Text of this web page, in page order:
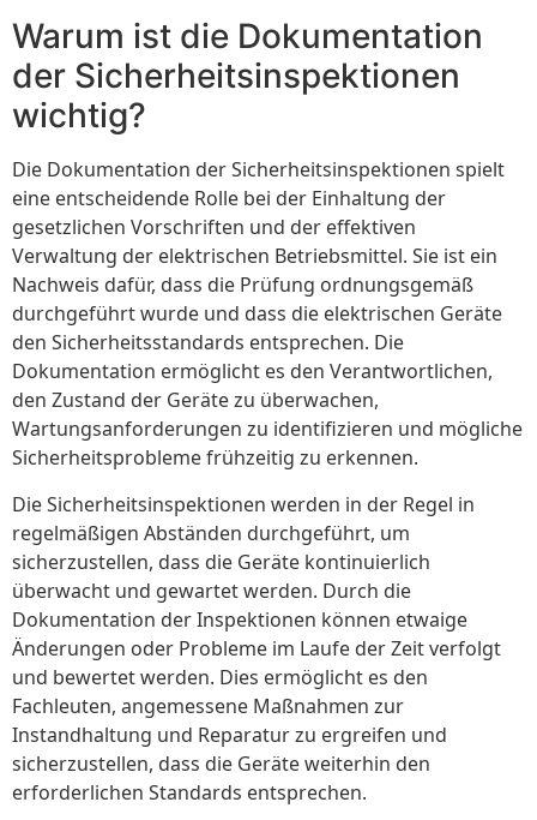
Warum ist die Dokumentation
der Sicherheitsinspektionen
wichtig?
Die Dokumentation der Sicherheitsinspektionen spielt
eine entscheidende Rolle bei der Einhaltung der
gesetzlichen Vorschriften und der effektiven
Verwaltung der elektrischen Betriebsmittel. Sie ist ein
Nachweis dafür, dass die Prüfung ordnungsgemäß
durchgeführt wurde und dass die elektrischen Geräte
den Sicherheitsstandards entsprechen. Die
Dokumentation ermöglicht es den Verantwortlichen,
den Zustand der Geräte zu überwachen,
Wartungsanforderungen zu identifizieren und mögliche
Sicherheitsprobleme frühzeitig zu erkennen.
Die Sicherheitsinspektionen werden in der Regel in
regelmäßigen Abständen durchgeführt, um
sicherzustellen, dass die Geräte kontinuierlich
überwacht und gewartet werden. Durch die
Dokumentation der Inspektionen können etwaige
Änderungen oder Probleme im Laufe der Zeit verfolgt
und bewertet werden. Dies ermöglicht es den
Fachleuten, angemessene Maßnahmen zur
Instandhaltung und Reparatur zu ergreifen und
sicherzustellen, dass die Geräte weiterhin den
erforderlichen Standards entsprechen.